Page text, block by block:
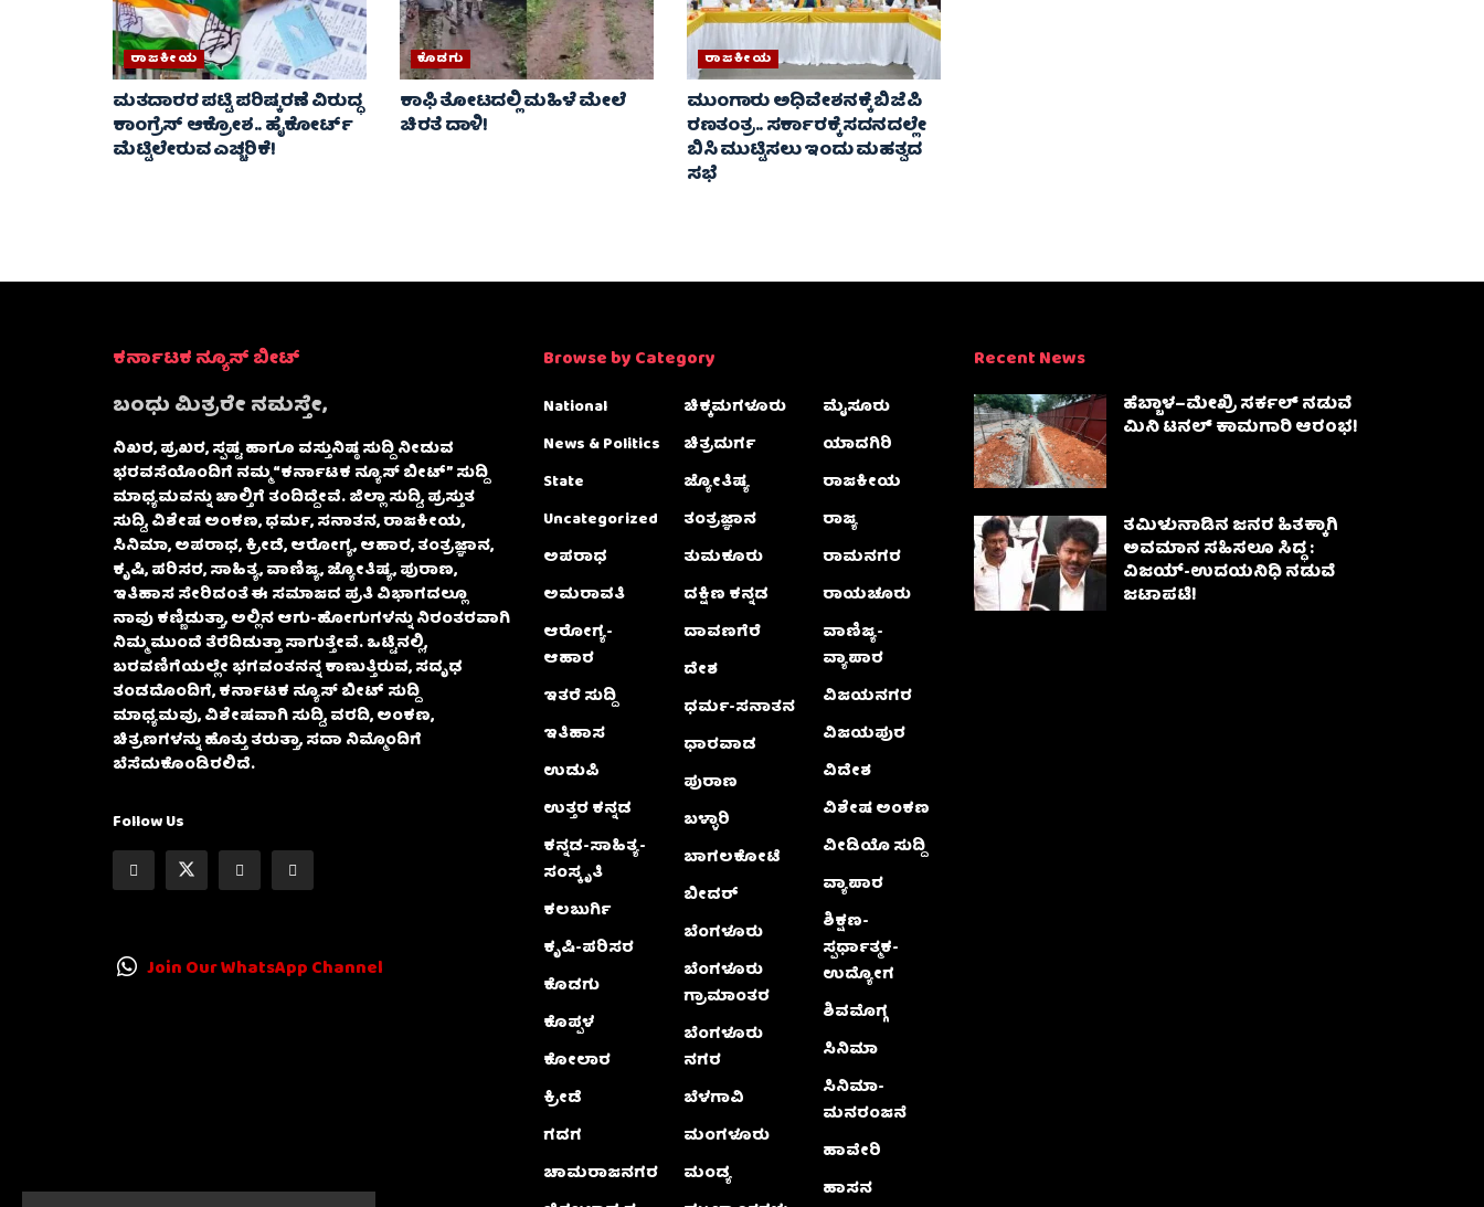
ರಾಜಕೀಯ
ಮತದಾರರ ಪಟ್ಟಿ ಪರಿಷ್ಕರಣೆ ವಿರುದ್ಧ
ಕಾಂಗ್ರೆಸ್ ಆಕ್ರೋಶ.. ಹೈಕೋರ್ಟ್
ಮೆಟ್ಟಿಲೇರುವ ಎಚ್ಚರಿಕೆ!
ಕೊಡಗು
ಕಾಫಿ ತೋಟದಲ್ಲಿ ಮಹಿಳೆ ಮೇಲೆ
ಚಿರತೆ ದಾಳಿ!
ರಾಜಕೀಯ
ಮುಂಗಾರು ಅಧಿವೇಶನಕ್ಕೆ ಬಿಜೆಪಿ
ರಣತಂತ್ರ.. ಸರ್ಕಾರಕ್ಕೆ ಸದನದಲ್ಲೇ
ಬಿಸಿ ಮುಟ್ಟಿಸಲು ಇಂದು ಮಹತ್ವದ
ಸಭೆ
ಕರ್ನಾಟಕ ನ್ಯೂಸ್ ಬೀಟ್
ಬಂಧು ಮಿತ್ರರೇ ನಮಸ್ತೇ,
ನಿಖರ, ಪ್ರಖರ, ಸ್ಪಷ್ಟ ಹಾಗೂ ವಸ್ತುನಿಷ್ಠ ಸುದ್ದಿ ನೀಡುವ
ಭರವಸೆಯೊಂದಿಗೆ ನಮ್ಮ “ಕರ್ನಾಟಕ ನ್ಯೂಸ್ ಬೀಟ್” ಸುದ್ದಿ
ಮಾಧ್ಯಮವನ್ನು ಚಾಲ್ತಿಗೆ ತಂದಿದ್ದೇವೆ. ಜಿಲ್ಲಾ ಸುದ್ದಿ, ಪ್ರಸ್ತುತ
ಸುದ್ದಿ, ವಿಶೇಷ ಅಂಕಣ, ಧರ್ಮ, ಸನಾತನ, ರಾಜಕೀಯ,
ಸಿನಿಮಾ, ಅಪರಾಧ, ಕ್ರೀಡೆ, ಆರೋಗ್ಯ, ಆಹಾರ, ತಂತ್ರಜ್ಞಾನ,
ಕೃಷಿ, ಪರಿಸರ, ಸಾಹಿತ್ಯ, ವಾಣಿಜ್ಯ, ಜ್ಯೋತಿಷ್ಯ, ಪುರಾಣ,
ಇತಿಹಾಸ ಸೇರಿದಂತೆ ಈ ಸಮಾಜದ ಪ್ರತಿ ವಿಭಾಗದಲ್ಲೂ
ನಾವು ಕಣ್ಣಿಡುತ್ತಾ, ಅಲ್ಲಿನ ಆಗು-ಹೋಗುಗಳನ್ನು ನಿರಂತರವಾಗಿ
ನಿಮ್ಮ ಮುಂದೆ ತೆರೆದಿಡುತ್ತಾ ಸಾಗುತ್ತೇವೆ. ಒಟ್ಟಿನಲ್ಲಿ,
ಬರವಣಿಗೆಯಲ್ಲೇ ಭಗವಂತನನ್ನ ಕಾಣುತ್ತಿರುವ, ಸದೃಢ
ತಂಡದೊಂದಿಗೆ, ಕರ್ನಾಟಕ ನ್ಯೂಸ್ ಬೀಟ್ ಸುದ್ದಿ
ಮಾಧ್ಯಮವು, ವಿಶೇಷವಾಗಿ ಸುದ್ದಿ, ವರದಿ, ಅಂಕಣ,
ಚಿತ್ರಣಗಳನ್ನು ಹೊತ್ತು ತರುತ್ತಾ, ಸದಾ ನಿಮ್ಮೊಂದಿಗೆ
ಬೆಸೆದುಕೊಂಡಿರಲಿದೆ.
Follow Us
Join Our WhatsApp Channel
Browse by Category
National
News & Politics
State
Uncategorized
ಅಪರಾಧ
ಅಮರಾವತಿ
ಆರೋಗ್ಯ-
ಆಹಾರ
ಇತರೆ ಸುದ್ದಿ
ಇತಿಹಾಸ
ಉಡುಪಿ
ಉತ್ತರ ಕನ್ನಡ
ಕನ್ನಡ-ಸಾಹಿತ್ಯ-
ಸಂಸ್ಕೃತಿ
ಕಲಬುರ್ಗಿ
ಕೃಷಿ-ಪರಿಸರ
ಕೊಡಗು
ಕೊಪ್ಪಳ
ಕೋಲಾರ
ಕ್ರೀಡೆ
ಗದಗ
ಚಾಮರಾಜನಗರ
ಚಿಕ್ಕಮಗಳೂರು
ಚಿತ್ರದುರ್ಗ
ಜ್ಯೋತಿಷ್ಯ
ತಂತ್ರಜ್ಞಾನ
ತುಮಕೂರು
ದಕ್ಷಿಣ ಕನ್ನಡ
ದಾವಣಗೆರೆ
ದೇಶ
ಧರ್ಮ-ಸನಾತನ
ಧಾರವಾಡ
ಪುರಾಣ
ಬಳ್ಳಾರಿ
ಬಾಗಲಕೋಟೆ
ಬೀದರ್
ಬೆಂಗಳೂರು
ಬೆಂಗಳೂರು
ಗ್ರಾಮಾಂತರ
ಬೆಂಗಳೂರು
ನಗರ
ಬೆಳಗಾವಿ
ಮಂಗಳೂರು
ಮಂಡ್ಯ
ಮೈಸೂರು
ಯಾದಗಿರಿ
ರಾಜಕೀಯ
ರಾಜ್ಯ
ರಾಮನಗರ
ರಾಯಚೂರು
ವಾಣಿಜ್ಯ-
ವ್ಯಾಪಾರ
ವಿಜಯನಗರ
ವಿಜಯಪುರ
ವಿದೇಶ
ವಿಶೇಷ ಅಂಕಣ
ವೀಡಿಯೊ ಸುದ್ದಿ
ವ್ಯಾಪಾರ
ಶಿಕ್ಷಣ-
ಸ್ಪರ್ಧಾತ್ಮಕ-
ಉದ್ಯೋಗ
ಶಿವಮೊಗ್ಗ
ಸಿನಿಮಾ
ಸಿನಿಮಾ-
ಮನರಂಜನೆ
ಹಾವೇರಿ
ಹಾಸನ
Recent News
ಹೆಬ್ಬಾಳ–ಮೇಖ್ರಿ ಸರ್ಕಲ್ ನಡುವೆ
ಮಿನಿ ಟನಲ್ ಕಾಮಗಾರಿ ಆರಂಭ!
ತಮಿಳುನಾಡಿನ ಜನರ ಹಿತಕ್ಕಾಗಿ
ಅವಮಾನ ಸಹಿಸಲೂ ಸಿದ್ಧ :
ವಿಜಯ್‌-ಉದಯನಿಧಿ ನಡುವೆ
ಜಟಾಪಟಿ!